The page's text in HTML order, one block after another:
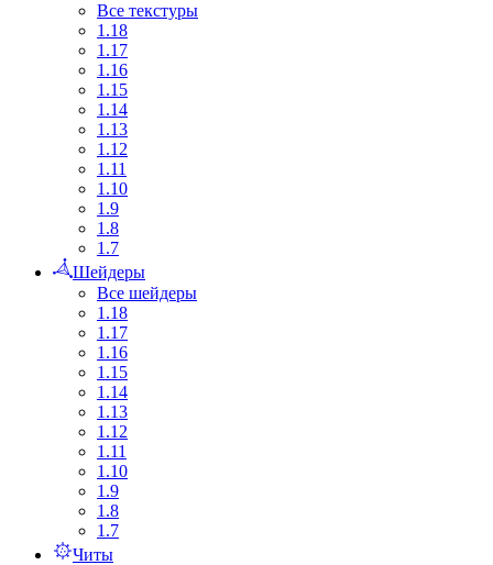
Все текстуры
1.18
1.17
1.16
1.15
1.14
1.13
1.12
1.11
1.10
1.9
1.8
1.7
Шейдеры
Все шейдеры
1.18
1.17
1.16
1.15
1.14
1.13
1.12
1.11
1.10
1.9
1.8
1.7
Читы